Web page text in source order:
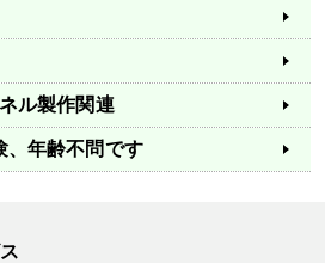
ル製作関連
、年齢不問です